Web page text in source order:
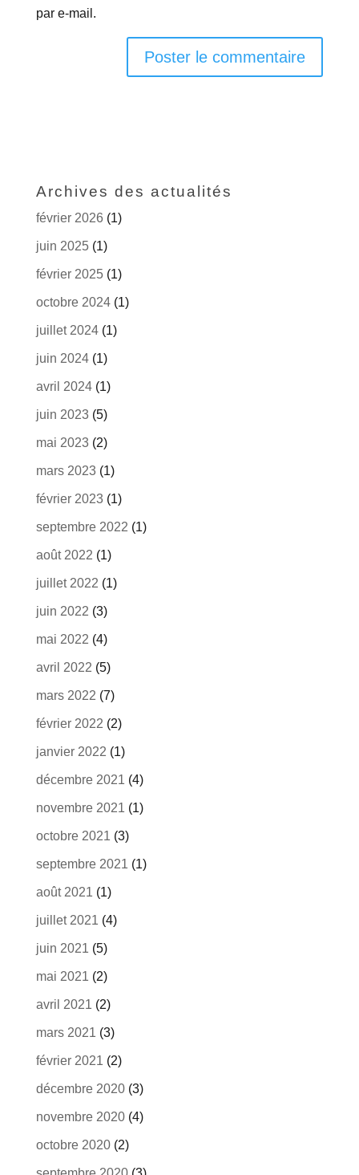
par e-mail.
Archives des actualités
février 2026 (1)
juin 2025(1)
février 2025(1)
octobre 2024(1)
juillet 2024(1)
juin 2024(1)
avril 2024(1)
juin 2023(5)
mai 2023(2)
mars 2023(1)
février 2023(1)
septembre 2022 (1)
août 2022 (1)
juillet 2022 (1)
juin 2022 (3)
mai 2022 (4)
avril 2022 (5)
mars 2022 (7)
février 2022 (2)
janvier 2022 (1)
décembre 2021 (4)
novembre 2021 (1)
octobre 2021 (3)
septembre 2021 (1)
août 2021 (1)
juillet 2021 (4)
juin 2021 (5)
mai 2021 (2)
avril 2021 (2)
mars 2021 (3)
février 2021 (2)
décembre 2020(3)
novembre 2020(4)
octobre 2020(2)